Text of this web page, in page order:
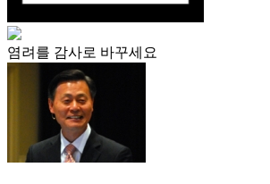
염려를 감사로 바꾸세요